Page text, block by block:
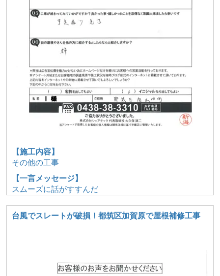
【施工内容】
その他の工事
【一言メッセージ】
スムーズに話がすすんだ
台風でスレートが破損！都筑区加賀原で屋根補修工事